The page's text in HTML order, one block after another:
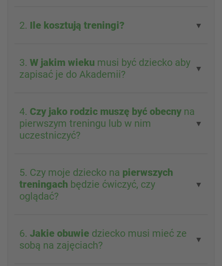
2. Ile kosztują treningi? ▼
3. W jakim wieku musi być dziecko aby
zapisać je do Akademii?
▼
4. Czy jako rodzic muszę być obecny na
pierwszym treningu lub w nim
uczestniczyć?
▼
5. Czy moje dziecko na pierwszych
treningach będzie ćwiczyć, czy
oglądać?
▼
6. Jakie obuwie dziecko musi mieć ze
sobą na zajęciach?
▼